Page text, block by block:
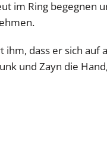
im Ring begegnen
dass er sich auf
und Zayn die